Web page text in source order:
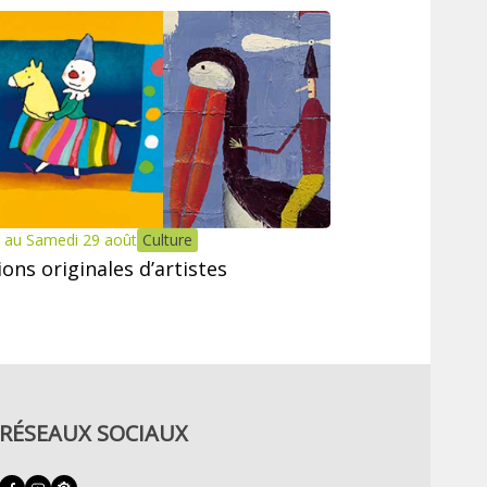
Samedi 29 août Culture
originales d’artistes
SOCIAUX